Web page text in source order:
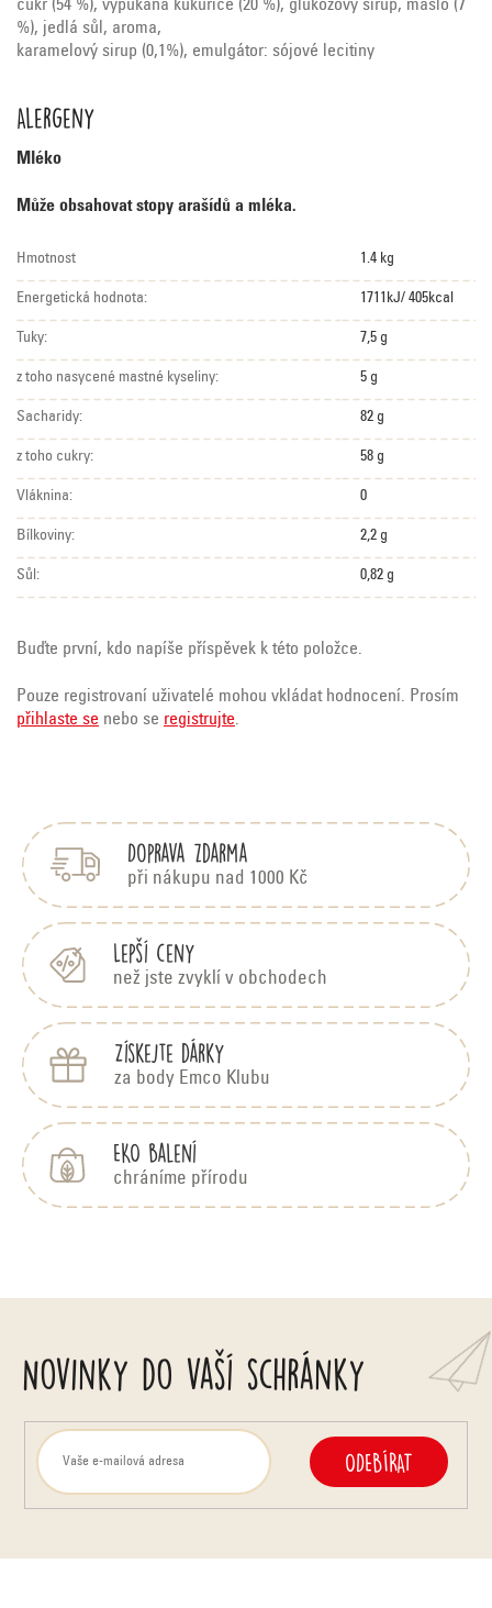
cukr (54 %), vypukaná kukuřice (20 %), glukózový sirup, máslo (7
%), jedlá sůl, aroma,
karamelový sirup (0,1%), emulgátor: sójové lecitiny
Alergeny
Mléko
Může obsahovat stopy arašídů a mléka.
Hmotnost 1.4 kg
Energetická hodnota: 1711kJ/ 405kcal
Tuky: 7,5 g
z toho nasycené mastné kyseliny: 5 g
Sacharidy: 82 g
z toho cukry: 58 g
Vláknina: 0
Bílkoviny: 2,2 g
Sůl: 0,82 g
Buďte první, kdo napíše příspěvek k této položce.
Pouze registrovaní uživatelé mohou vkládat hodnocení. Prosím
přihlaste se nebo se registrujte.
Doprava zdarma
při nákupu nad 1000 Kč
Lepší ceny
než jste zvyklí v obchodech
Získejte dárky
za body Emco Klubu
EKO balení
chráníme přírodu
Novinky do vaší schránky
ODEBÍRAT